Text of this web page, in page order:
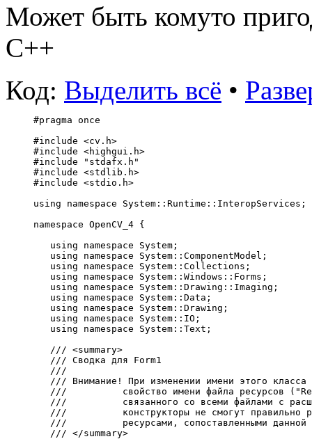
Может быть комуто
C++
Код: Выделить всё •
#pragma once
#include <cv.h>
#include <highgui.h>
#include "stdafx.h"
#include <stdlib.h>
#include <stdio.h>
using namespace System::Runtime::InteropServices;
namespace OpenCV_4 {
using namespace System;
using namespace System::ComponentModel;
using namespace System::Collections;
using namespace System::Windows::Forms;
using namespace System::Drawing::Imaging;
using namespace System::Data;
using namespace System::Drawing;
using namespace System::IO;
using namespace System::Text;
/// <summary>
/// Сводка для Form1
///
/// Внимание! При изменении имени этого класса
///          свойство имени файла ресурсов
///          связанного со всеми файлами с
///          конструкторы не смогут правильно
///          ресурсами, сопоставленными данной
/// </summary>